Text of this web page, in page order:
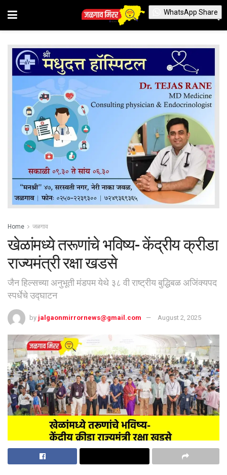
Home जळगाव
खेळांमध्ये तरूणांचे भविष्य- केंद्रीय क्रीडा
राज्यमंत्री रक्षा खडसे
जैन हिल्सच्या अनुभूती मंडपम येथे ३८ वी राष्ट्रीय बुद्धिबळ अजिंक्यपद
स्पर्धेचे उद्घाटन
by jalgaonmirrornews@gmail.com August 2, 2025
WhatsApp Share